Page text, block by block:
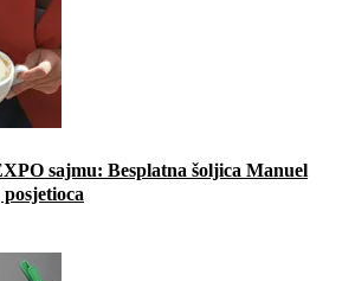
sajmu: Besplatna šoljica Manuel